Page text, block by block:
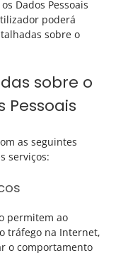
Dados Pessoais
poderá
sobre o
sobre o
as seguintes
serviços:
permitem ao
tráfego na Internet,
o comportamento